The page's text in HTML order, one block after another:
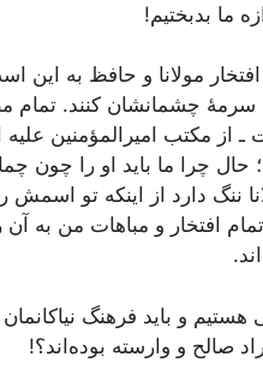
ما بدبختیم!
افتخار مولانا و حافظ به این
سرمۀ چشمانشان کنند. تمام
از مکتب امیرالمؤمنین
حال چرا ما باید او را چون
ننگ دارد از اینکه تو اسمش
افتخار و مباهات من به
و باید فرهنگ
صالح و وارسته بوده‌اند؟!